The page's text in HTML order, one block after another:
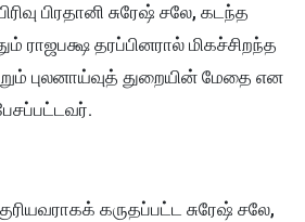
பிரதானி சுரேஷ் சலே, கடந்த
ராஜபக்ஷ தரப்பினரால் மிகச்சிறந்த
புலனாய்வுத் துறையின் மேதை என
கருதப்பட்ட சுரேஷ் சலே,